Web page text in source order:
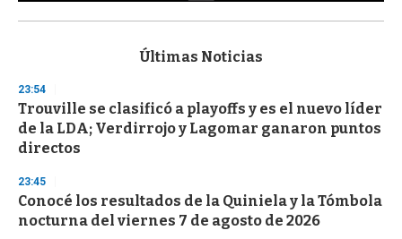
s
d
s
o
f
3
s
e
c
o
Últimas Noticias
23:54
Trouville se clasificó a playoffs y es el nuevo líder
de la LDA; Verdirrojo y Lagomar ganaron puntos
directos
23:45
Conocé los resultados de la Quiniela y la Tómbola
nocturna del viernes 7 de agosto de 2026